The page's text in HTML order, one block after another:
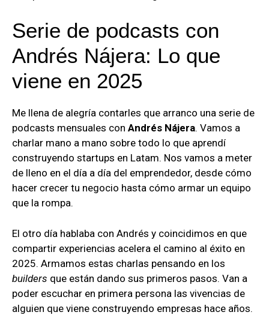
Serie de podcasts con
Andrés Nájera: Lo que
viene en 2025
Me llena de alegría contarles que arranco una serie de
podcasts mensuales con Andrés Nájera. Vamos a
charlar mano a mano sobre todo lo que aprendí
construyendo startups en Latam. Nos vamos a meter
de lleno en el día a día del emprendedor, desde cómo
hacer crecer tu negocio hasta cómo armar un equipo
que la rompa.
El otro día hablaba con Andrés y coincidimos en que
compartir experiencias acelera el camino al éxito en
2025. Armamos estas charlas pensando en los
builders que están dando sus primeros pasos. Van a
poder escuchar en primera persona las vivencias de
alguien que viene construyendo empresas hace años.